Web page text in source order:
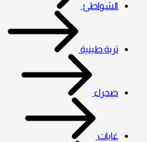
الشواطئ
تربة طينية
صحراء
غابات